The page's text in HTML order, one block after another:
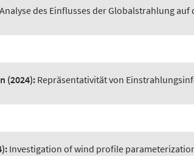
Analyse des Einflusses der Globalstrahlung
(2024): Repräsentativität von
Investigation of wind profile